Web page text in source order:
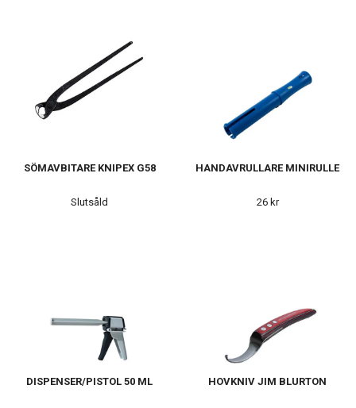
SÖMAVBITARE KNIPEX G58
Slutsåld
HANDAVRULLARE MINIRULLE
26 kr
DISPENSER/PISTOL 50 ML HOVKNIV JIM BLURTON